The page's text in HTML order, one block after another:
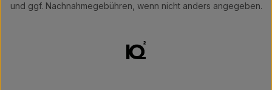
und ggf. Nachnahmegebühren, wenn nicht anders angegeben.